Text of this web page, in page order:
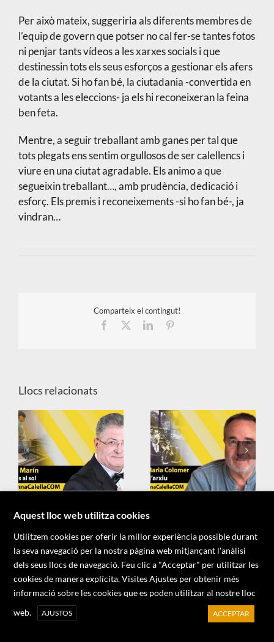
Per això mateix, suggeriria als diferents membres de
l’equip de govern que potser no cal fer-se tantes fotos
ni penjar tants vídeos a les xarxes socials i que
destinessin tots els seus esforços a gestionar els afers
de la ciutat. Si ho fan bé, la ciutadania -convertida en
votants a les eleccions- ja els hi reconeixeran la feina
ben feta.
Mentre, a seguir treballant amb ganes per tal que
tots plegats ens sentim orgullosos de ser calellencs i
viure en una ciutat agradable. Els animo a que
segueixin treballant…, amb prudència, dedicació i
esforç. Els premis i reconeixements -si ho fan bé-, ja
vindran…
Comparteix el contingut!
Facebook
LinkedIn
Llocs relacionats
Copyright 2026 - Associació d'Informadors del Maresme
Instagram
Aquest lloc web utilitza cookies
Utilitzem cookies per oferir la millor experiència possible durant
la seva navegació per la nostra pàgina web mitjançant l'anàlisi
dels seus llocs de navegació. Feu clic a "Acceptar" per utilitzar les
cookies de manera explícita. Visites Ajustes per obtenir més
informació sobre les cookies que es poden utilitzar al nostre lloc
web.
ACCEPTAR
AJUSTOS